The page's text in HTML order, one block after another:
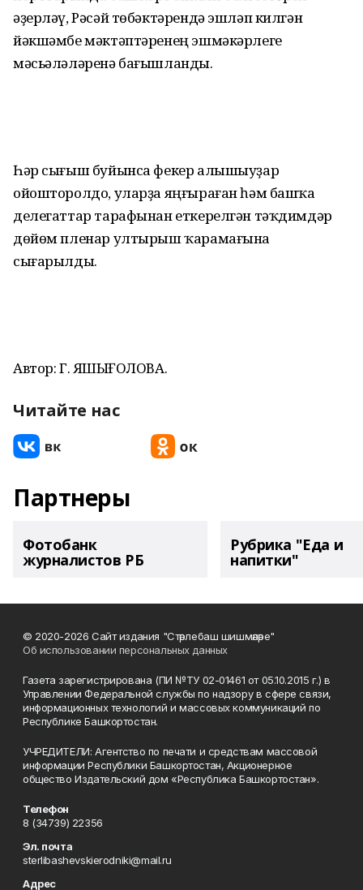
әҙерләү, Рәсәй төбәктәрендә эшләп килгән
йәкшәмбе мәктәптәренең эшмәкәрлеге
мәсьәләләренә бағышланды.
Һәр сығыш буйынса фекер алышыуҙар
ойошторолдо, уларҙа яңғыраған һәм башҡа
делегаттар тарафынан еткерелгән тәҡдимдәр
дөйөм пленар ултырыш ҡарамағына
сығарылды.
Автор: Г. ЯҠШЫҒОЛОВА.
Читайте нас
Партнеры
Фотобанк
журналистов РБ
Рубрика "Еда и
напитки"
© 2020-2026 Сайт издания "Стәрлебаш шишмәләре"
Об использовании персональных данных
Газета зарегистрирована (ПИ №ТУ 02-01461 от 05.10.2015 г.) в
Управлении Федеральной службы по надзору в сфере связи,
информационных технологий и массовых коммуникаций по
Республике Башкортостан.
УЧРЕДИТЕЛИ: Агентство по печати и средствам массовой
информации Республики Башкортостан, Акционерное
общество Издательский дом «Республика Башкортостан».
Телефон
8 (34739) 22356
Эл. почта
sterlibashevskierodniki@mail.ru
Адрес